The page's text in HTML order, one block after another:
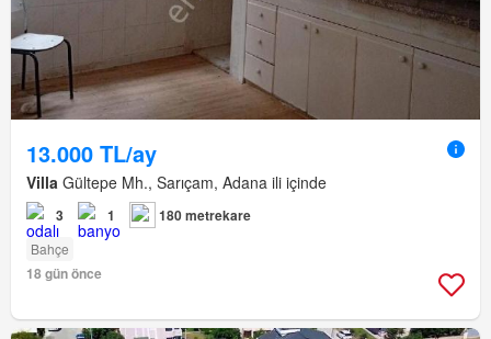
13.000 TL/ay
Villa Gültepe Mh., Sarıçam, Adana ili içinde
3 1 180 metrekare
Bahçe
18 gün önce